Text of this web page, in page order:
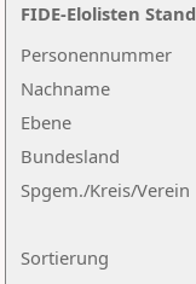
Nachname
Ebene
Sortierung
Personennummer
Bundesland
Spgem./Kreis/Verein
FIDE-Elolisten Stand